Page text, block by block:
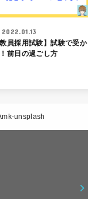
2022.01.13
教員採用試験】試験で受か
前日の過ごし方
unsplash